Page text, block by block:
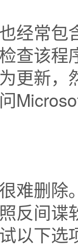
经常
查该
更新
难删
反间
以下选